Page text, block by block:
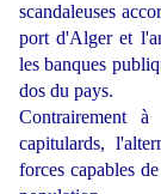
scandaleuses
port d'Alger et
les banques
dos du pays.
Contrairement
capitulards,
forces capables